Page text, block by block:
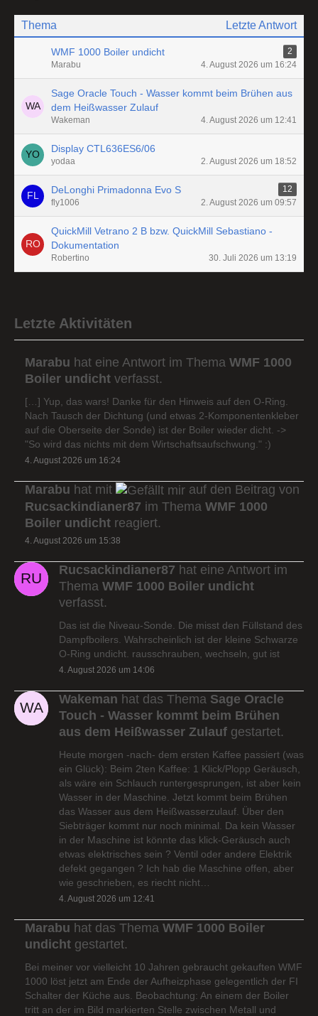
Thema Letzte Antwort
WMF 1000 Boiler undicht
2
Marabu
4. August 2026 um 16:24
Sage Oracle Touch - Wasser kommt beim Brühen aus
dem Heißwasser Zulauf
Wakeman 4. August 2026 um 12:41
Display CTL636ES6/06
yodaa 2. August 2026 um 18:52
DeLonghi Primadonna Evo S
12
fly1006
2. August 2026 um 09:57
QuickMill Vetrano 2 B bzw. QuickMill Sebastiano -
Dokumentation
Robertino 30. Juli 2026 um 13:19
Letzte Aktivitäten
Marabu hat eine Antwort im Thema WMF 1000
Boiler undicht verfasst.
[…] Yup, das wars! Danke für den Hinweis auf den O-Ring.
Nach Tausch der Dichtung (und etwas 2-Komponentenkleber
auf die Oberseite der Sonde) ist der Boiler wieder dicht. ->
"So wird das nichts mit dem Wirtschaftsaufschwung." :)
4. August 2026 um 16:24
Marabu hat mit
auf den Beitrag von
Rucsackindianer87 im Thema WMF 1000
Boiler undicht reagiert.
4. August 2026 um 15:38
Rucsackindianer87 hat eine Antwort im
Thema WMF 1000 Boiler undicht
verfasst.
Das ist die Niveau-Sonde. Die misst den Füllstand des
Dampfboilers. Wahrscheinlich ist der kleine Schwarze
O-Ring undicht. rausschrauben, wechseln, gut ist
4. August 2026 um 14:06
Wakeman hat das Thema Sage Oracle
Touch - Wasser kommt beim Brühen
aus dem Heißwasser Zulauf gestartet.
Heute morgen -nach- dem ersten Kaffee passiert (was
ein Glück): Beim 2ten Kaffee: 1 Klick/Plopp Geräusch,
als wäre ein Schlauch runtergesprungen, ist aber kein
Wasser in der Maschine. Jetzt kommt beim Brühen
das Wasser aus dem Heißwasserzulauf. Über den
Siebträger kommt nur noch minimal. Da kein Wasser
in der Maschine ist könnte das klick-Geräusch auch
etwas elektrisches sein ? Ventil oder andere Elektrik
defekt gegangen ? Ich hab die Maschine offen, aber
wie geschrieben, es riecht nicht…
4. August 2026 um 12:41
Marabu hat das Thema WMF 1000 Boiler
undicht gestartet.
Bei meiner vor vielleicht 10 Jahren gebraucht gekauften WMF
1000 löst jetzt am Ende der Aufheizphase gelegentlich der FI
Schalter der Küche aus. Beobachtung: An einem der Boiler
tritt an der im Bild markierten Stelle zwischen Metall und